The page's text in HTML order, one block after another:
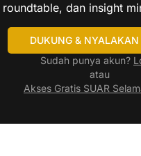
dan insight
DUKUNG & NYALAKAN
Sudah punya akun?
atau
Akses Gratis SUAR